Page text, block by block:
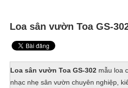
Loa sân vườn Toa GS-
Loa sân vườn Toa GS-302 mẫu loa
nhạc nhẹ sân vườn chuyên nghiệp,